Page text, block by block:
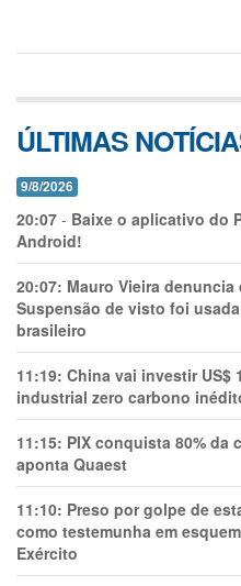
ÚLTIMAS
9/8/2026
20:07 - Baixe o aplicativo do
Android!
20:07: Mauro Vieira
Suspensão de visto foi
brasileiro
11:19: China vai investir US$
industrial zero carbono
11:15: PIX conquista 80%
aponta Quaest
11:10: Preso por golpe de
como testemunha em
Exército